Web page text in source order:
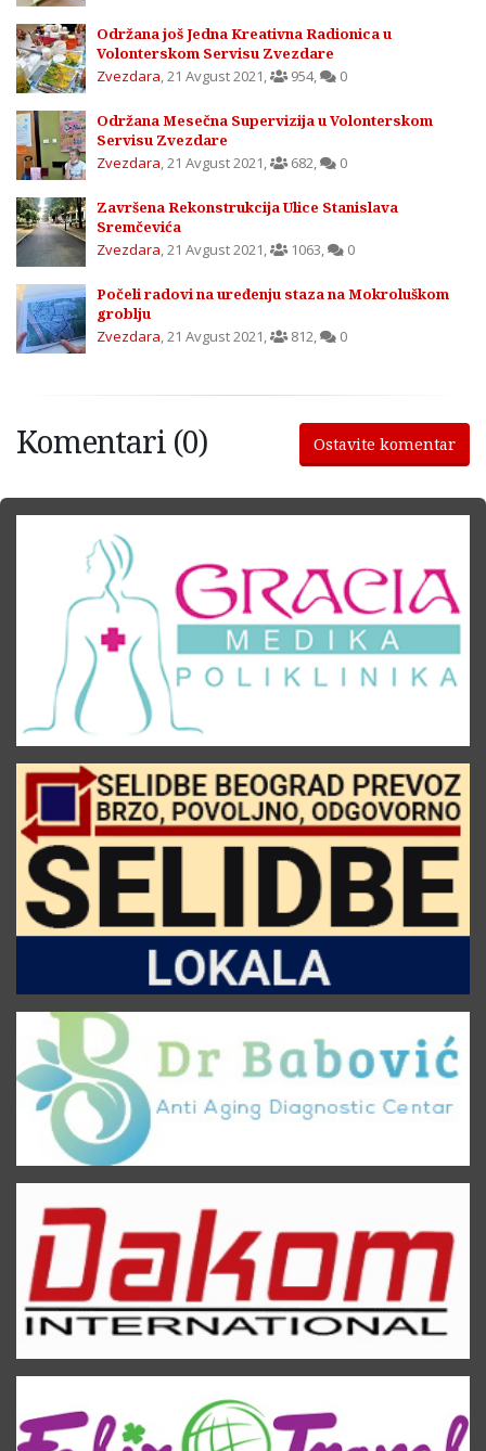
Održana još Jedna Kreativna Radionica u
Volonterskom Servisu Zvezdare
Zvezdara,21 Avgust 2021, 954, 0
Održana Mesečna Supervizija u Volonterskom
Servisu Zvezdare
Zvezdara,21 Avgust 2021, 682, 0
Završena Rekonstrukcija Ulice Stanislava
Sremčevića
Zvezdara,21 Avgust 2021, 1063, 0
Počeli radovi na uređenju staza na Mokroluškom
groblju
Zvezdara,21 Avgust 2021, 812, 0
Komentari (0) Ostavite komentar